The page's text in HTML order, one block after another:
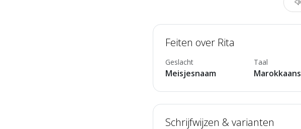
Feiten over Rita
Geslacht
Meisjesnaam
Taal
Marokkaans
Schrijfwijzen & varianten